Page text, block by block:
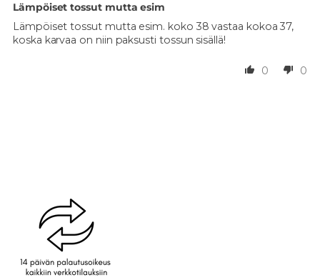
Lämpöiset tossut mutta esim
Lämpöiset tossut mutta esim. koko 38 vastaa kokoa 37,
koska karvaa on niin paksusti tossun sisällä!
0 0